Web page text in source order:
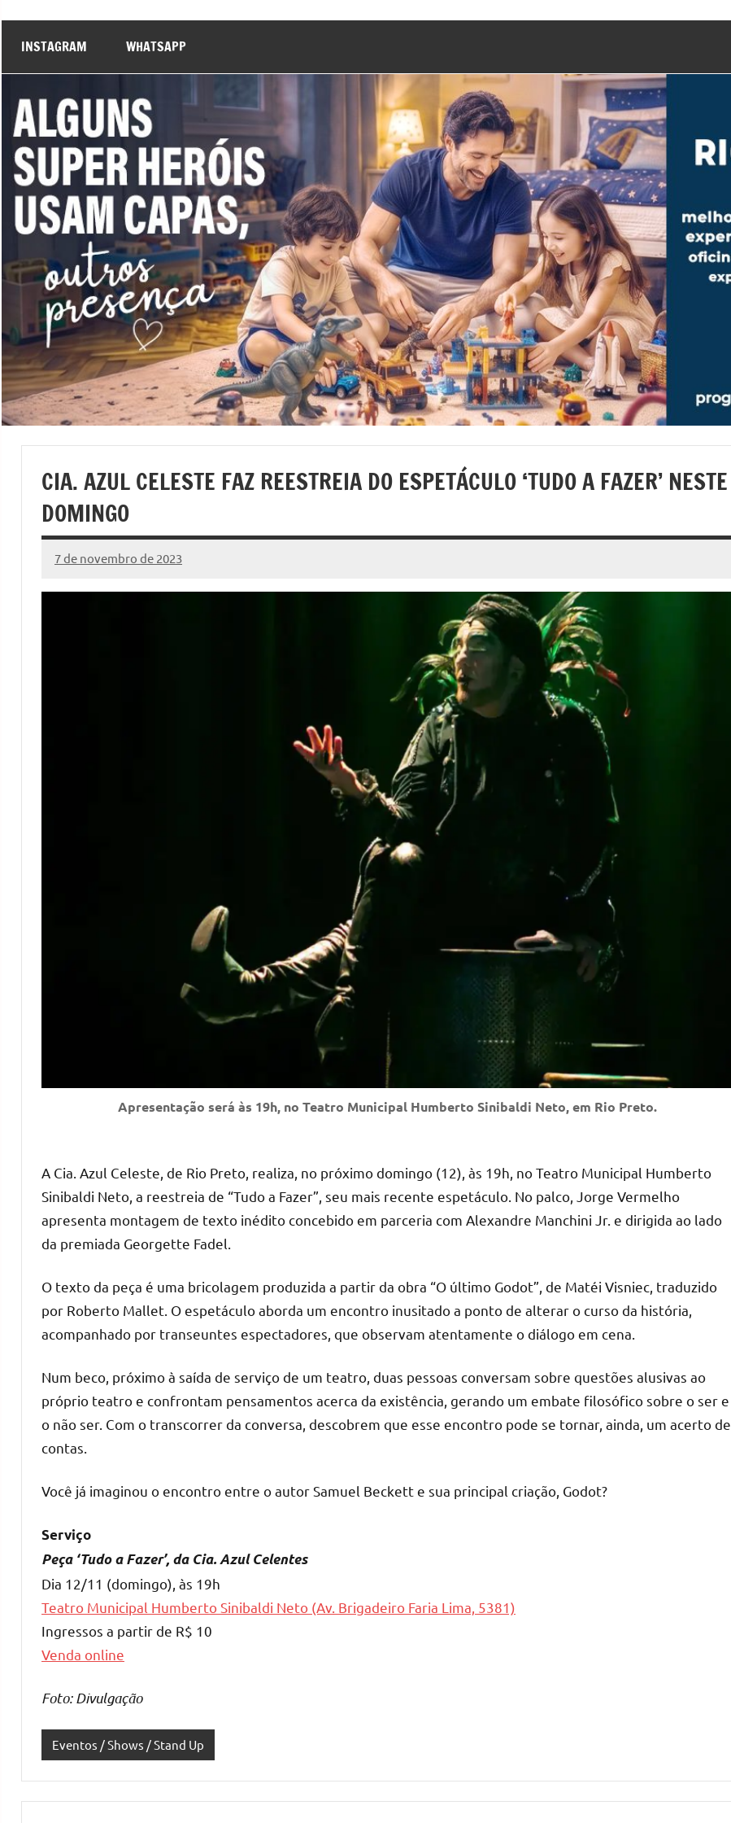
INSTAGRAM WHATSAPP
CIA. AZUL CELESTE FAZ REESTREIA DO ESPETÁCULO ‘TUDO A FAZER’ NESTE
DOMINGO
7 de novembro de 2023
Marcelo
Fachin
9
comentários
Apresentação será às 19h, no Teatro Municipal Humberto Sinibaldi Neto, em Rio Preto.
A Cia. Azul Celeste, de Rio Preto, realiza, no próximo domingo (12), às 19h, no Teatro Municipal Humberto
Sinibaldi Neto, a reestreia de “Tudo a Fazer”, seu mais recente espetáculo. No palco, Jorge Vermelho
apresenta montagem de texto inédito concebido em parceria com Alexandre Manchini Jr. e dirigida ao lado
da premiada Georgette Fadel.
O texto da peça é uma bricolagem produzida a partir da obra “O último Godot”, de Matéi Visniec, traduzido
por Roberto Mallet. O espetáculo aborda um encontro inusitado a ponto de alterar o curso da história,
acompanhado por transeuntes espectadores, que observam atentamente o diálogo em cena.
Num beco, próximo à saída de serviço de um teatro, duas pessoas conversam sobre questões alusivas ao
próprio teatro e confrontam pensamentos acerca da existência, gerando um embate filosófico sobre o ser e
o não ser. Com o transcorrer da conversa, descobrem que esse encontro pode se tornar, ainda, um acerto de
contas.
Você já imaginou o encontro entre o autor Samuel Beckett e sua principal criação, Godot?
Serviço
Peça ‘Tudo a Fazer’, da Cia. Azul Celentes
Dia 12/11 (domingo), às 19h
Teatro Municipal Humberto Sinibaldi Neto (Av. Brigadeiro Faria Lima, 5381)
Ingressos a partir de R$ 10
Venda online
Foto: Divulgação
Eventos / Shows / Stand Up